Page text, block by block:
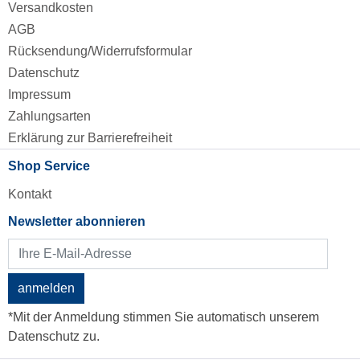
Versandkosten
AGB
Rücksendung/Widerrufsformular
Datenschutz
Impressum
Zahlungsarten
Erklärung zur Barrierefreiheit
Shop Service
Kontakt
Newsletter abonnieren
anmelden
*Mit der Anmeldung stimmen Sie automatisch unserem
Datenschutz zu.